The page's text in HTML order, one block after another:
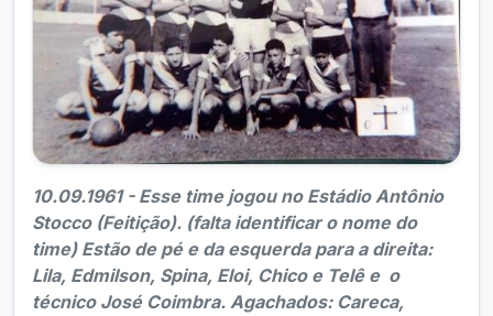
10.09.1961 - Esse time jogou no Estádio Antônio
Stocco (Feitição). (falta identificar o nome do
time) Estão de pé e da esquerda para a direita:
Lila, Edmilson, Spina, Eloi, Chico e Telê e o
técnico José Coimbra. Agachados: Careca,